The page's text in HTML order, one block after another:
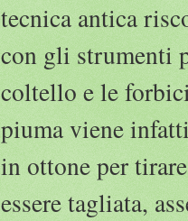
tecnica antica
con gli strumenti
coltello e le
piuma viene
in ottone per
essere tagliata,